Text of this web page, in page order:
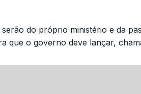
do próprio ministério e da
que o governo deve lançar,